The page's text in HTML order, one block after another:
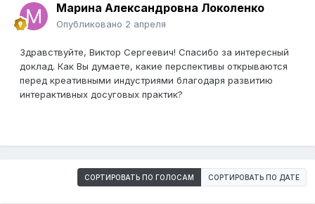
Марина Александровна Локоленко
Опубликовано 2 апреля
Здравствуйте, Виктор Сергеевич! Спасибо за интересный
доклад. Как Вы думаете, какие перспективы открываются
перед креативными индустриями благодаря развитию
интерактивных досуговых практик?
СОРТИРОВАТЬ ПО ГОЛОСАМ СОРТИРОВАТЬ ПО ДАТЕ